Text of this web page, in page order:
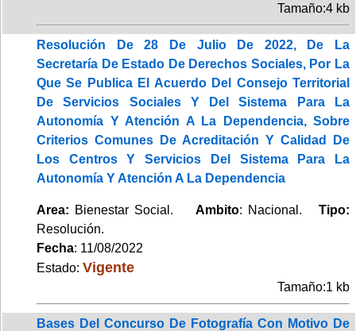
Tamaño:4 kb
Resolución De 28 De Julio De 2022, De La
Secretaría De Estado De Derechos Sociales, Por La
Que Se Publica El Acuerdo Del Consejo Territorial
De Servicios Sociales Y Del Sistema Para La
Autonomía Y Atención A La Dependencia, Sobre
Criterios Comunes De Acreditación Y Calidad De
Los Centros Y Servicios Del Sistema Para La
Autonomía Y Atención A La Dependencia
Area: Bienestar Social. Ambito: Nacional. Tipo:
Resolución.
Fecha: 11/08/2022
Estado: Vigente
Tamaño:1 kb
Bases Del Concurso De Fotografía Con Motivo De